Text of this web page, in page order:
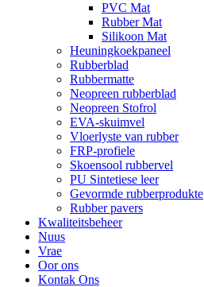
PVC Mat
Rubber Mat
Silikoon Mat
Heuningkoekpaneel
Rubberblad
Rubbermatte
Neopreen rubberblad
Neopreen Stofrol
EVA-skuimvel
Vloerlyste van rubber
FRP-profiele
Skoensool rubbervel
PU Sintetiese leer
Gevormde rubberprodukte
Rubber pavers
Kwaliteitsbeheer
Nuus
Vrae
Oor ons
Kontak Ons